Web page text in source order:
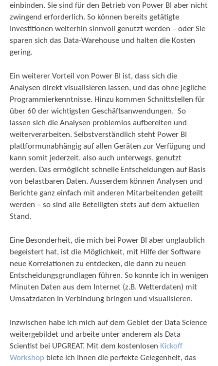
einbinden. Sie sind für den Betrieb von Power BI aber nicht
zwingend erforderlich. So können bereits getätigte
Investitionen weiterhin sinnvoll genutzt werden – oder Sie
sparen sich das Data-Warehouse und halten die Kosten
gering.
Ein weiterer Vorteil von Power BI ist, dass sich die
Analysen direkt visualisieren lassen, und das ohne jegliche
Programmierkenntnisse. Hinzu kommen Schnittstellen für
über 60 der wichtigsten Geschäftsanwendungen. So
lassen sich die Analysen problemlos aufbereiten und
weiterverarbeiten. Selbstverständlich steht Power BI
plattformunabhängig auf allen Geräten zur Verfügung und
kann somit jederzeit, also auch unterwegs, genutzt
werden. Das ermöglicht schnelle Entscheidungen auf Basis
von belastbaren Daten. Ausserdem können Analysen und
Berichte ganz einfach mit anderen Mitarbeitenden geteilt
werden – so sind alle Beteiligten stets auf dem aktuellen
Stand.
Eine Besonderheit, die mich bei Power BI aber unglaublich
begeistert hat, ist die Möglichkeit, mit Hilfe der Software
neue Korrelationen zu entdecken, die dann zu neuen
Entscheidungsgrundlagen führen. So konnte ich in wenigen
Minuten Daten aus dem Internet (z.B. Wetterdaten) mit
Umsatzdaten in Verbindung bringen und visualisieren.
Inzwischen habe ich mich auf dem Gebiet der Data Science
weitergebildet und arbeite unter anderem als Data
Scientist bei UPGREAT. Mit dem kostenlosen Kickoff
Workshop biete ich Ihnen die perfekte Gelegenheit, das